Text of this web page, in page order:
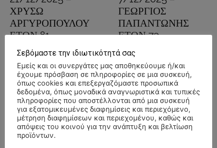
ΧΡΥΣΩ
ΑΡΓΥΡΟΠΟΥΛΟΥ
ΕΤΩΝ 81
Γρεβενών 20 Δεκεμβρίου, 2025
ΔΙΠΟΡΟ ΓΡΕΒΕΝΩΝ
Διαβάστε περισσότερα
ΓΕΩΡΓΙΟΣ
ΠΑΠΑΝΤΩΝΗΣ
ΕΤΩΝ 73
ΔΕΣΚΑΤΗ ΓΡΕΒΕΝΩΝ
Διαβάστε περισσότερα
Σεβόμαστε την ιδιωτικότητά σας
Εμείς και οι συνεργάτες μας αποθηκεύουμε ή/και
έχουμε πρόσβαση σε πληροφορίες σε μια συσκευή,
όπως cookies και επεξεργαζόμαστε προσωπικά
δεδομένα, όπως μοναδικά αναγνωριστικά και τυπικές
πληροφορίες που αποστέλλονται από μια συσκευή
για εξατομικευμένες διαφημίσεις και περιεχόμενο,
μέτρηση διαφημίσεων και περιεχομένου, καθώς και
απόψεις του κοινού για την ανάπτυξη και βελτίωση
προϊόντων.